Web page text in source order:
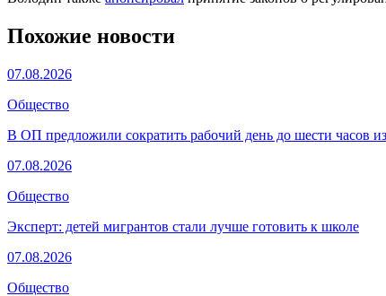
Похожие новости
07.08.2026
Общество
В ОП предложили сократить рабочий день до шести часов
07.08.2026
Общество
Эксперт: детей мигрантов стали лучше готовить к школе
07.08.2026
Общество